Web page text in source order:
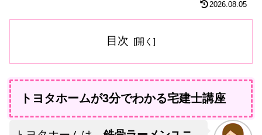
2026.08.05
目次
トヨタホームが3分でわかる宅建士講座